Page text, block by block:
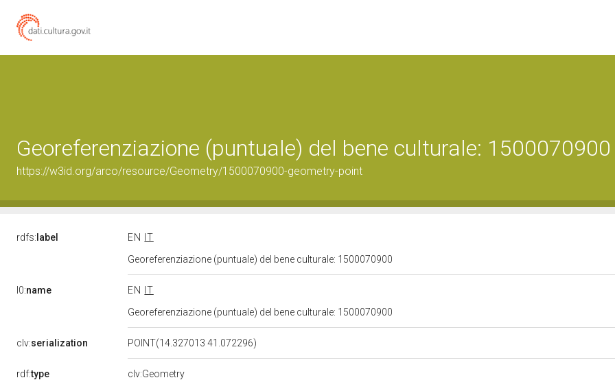
Georeferenziazione (puntuale) del bene culturale: 1500070900
https://w3id.org/arco/resource/Geometry/1500070900-geometry-point
rdfs: label EN
IT
Georeferenziazione (puntuale) del bene culturale: 1500070900
l0:name EN
IT
Georeferenziazione (puntuale) del bene culturale: 1500070900
clv:serialization POINT(14.327013 41.072296)
rdf:type clv:Geometry